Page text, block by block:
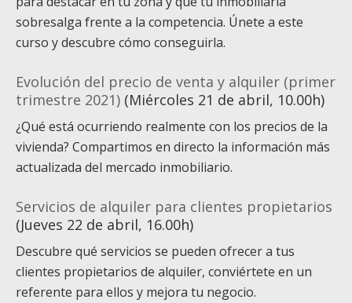
sobresalga frente a la competencia. Únete a este
curso y descubre cómo conseguirla.
Evolución del precio de venta y alquiler (primer
trimestre 2021) (Miércoles 21 de abril, 10.00h)
¿Qué está ocurriendo realmente con los precios de la
vivienda? Compartimos en directo la información más
actualizada del mercado inmobiliario.
Servicios de alquiler para clientes propietarios
(Jueves 22 de abril, 16.00h)
Descubre qué servicios se pueden ofrecer a tus
clientes propietarios de alquiler, conviértete en un
referente para ellos y mejora tu negocio.